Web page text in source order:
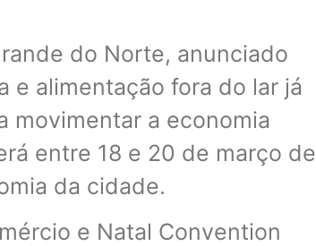
do Norte, anunciado
e alimentação fora do lar já
movimentar a economia
entre 18 e 20 de março de
da cidade.
e Natal Convention